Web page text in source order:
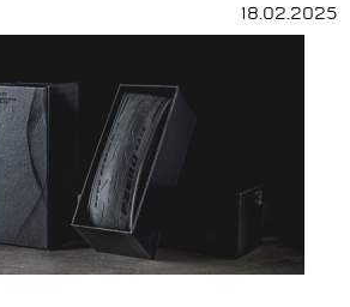
18.02.2025